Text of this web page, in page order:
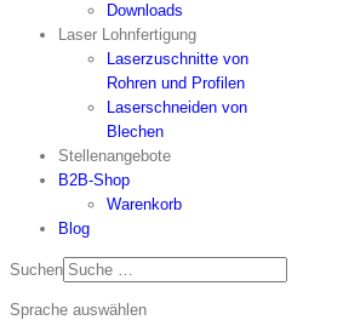
Downloads
Laser Lohnfertigung
Laserzuschnitte von
Rohren und Profilen
Laserschneiden von
Blechen
Stellenangebote
B2B-Shop
Warenkorb
Blog
Suchen
Sprache auswählen